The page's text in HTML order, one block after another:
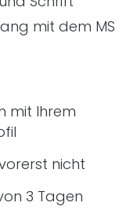
mit dem MS
mit Ihrem
nicht
3 Tagen